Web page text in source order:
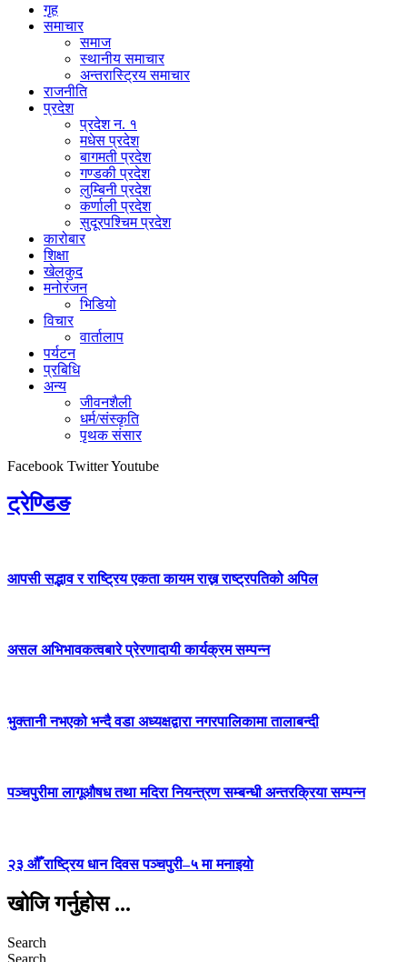
गृह
समाचार
समाज
स्थानीय समाचार
अन्तरास्ट्रिय समाचार
राजनीति
प्रदेश
प्रदेश न. १
मधेस प्रदेश
बागमती प्रदेश
गण्डकी प्रदेश
लुम्बिनी प्रदेश
कर्णाली प्रदेश
सुदूरपश्चिम प्रदेश
कारोबार
शिक्षा
खेलकुद
मनोरंजन
भिडियो
विचार
वार्तालाप
पर्यटन
प्रबिधि
अन्य
जीवनशैली
धर्म/संस्कृति
पृथक संसार
Facebook TwitterYoutube
ट्रेण्डिङ
आपसी सद्भाव र राष्ट्रिय एकता कायम राख्न राष्ट्रपतिको अपिल
असल अभिभावकत्वबारे प्रेरणादायी कार्यक्रम सम्पन्न
भुक्तानी नभएको भन्दै वडा अध्यक्षद्वारा नगरपालिकामा तालाबन्दी
पञ्चपुरीमा लागूऔषध तथा मदिरा नियन्त्रण सम्बन्धी अन्तरक्रिया सम्पन्न
२३ औँ राष्ट्रिय धान दिवस पञ्चपुरी–५ मा मनाइयाे
खोजि गर्नुहोस ...
Search
Search